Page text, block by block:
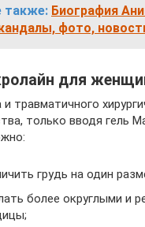
также: Биография
фото,
для
травматичного
только вводя гель
грудь на один
более округлыми и